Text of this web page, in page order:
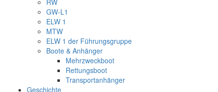
RW
GW-L1
ELW 1
MTW
ELW 1 der Führungsgruppe
Boote & Anhänger
Mehrzweckboot
Rettungsboot
Transportanhänger
Geschichte